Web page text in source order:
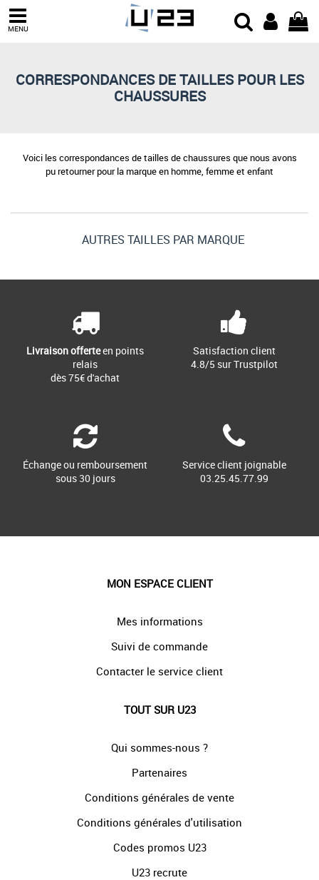
MENU
CORRESPONDANCES DE TAILLES POUR LES
CHAUSSURES
AUTRES TAILLES PAR MARQUE
Voici les correspondances de tailles de chaussures que nous avons
pu retourner pour la marque en homme, femme et enfant
Livraison offerteen points
relais
dès 75€ d'achat
Satisfaction client
4.8/5 sur Trustpilot
Échange ou remboursement
sous 30 jours
Service client joignable
03.25.45.77.99
MON ESPACE CLIENT
Mes informations
Suivi de commande
Contacter le service client
TOUT SUR U23
Qui sommes-nous ?
Partenaires
Conditions générales de vente
Conditions générales d'utilisation
Codes promos U23
U23 recrute